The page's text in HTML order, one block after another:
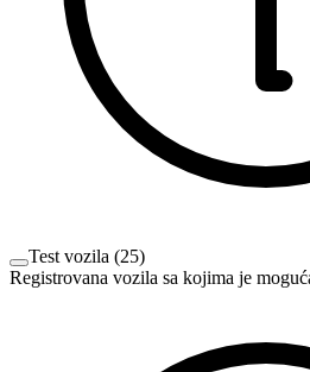
Test vozila (25)
Registrovana vozila sa kojima je